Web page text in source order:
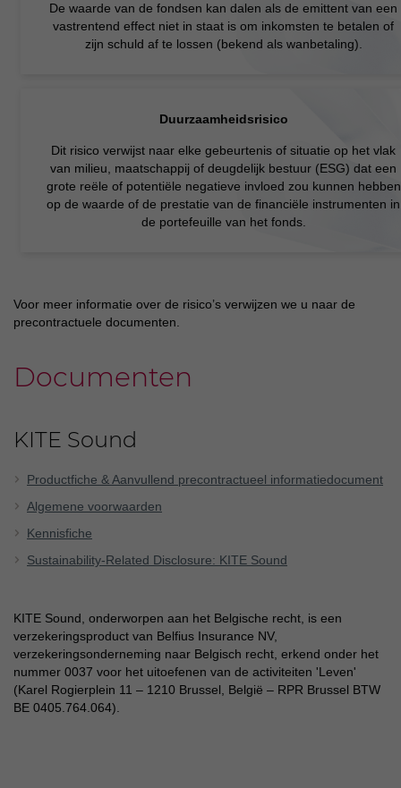
De waarde van de fondsen kan dalen als de emittent van een
vastrentend effect niet in staat is om inkomsten te betalen of
zijn schuld af te lossen (bekend als wanbetaling).
Duurzaamheidsrisico
Dit risico verwijst naar elke gebeurtenis of situatie op het vlak
van milieu, maatschappij of deugdelijk bestuur (ESG) dat een
grote reële of potentiële negatieve invloed zou kunnen hebben
op de waarde of de prestatie van de financiële instrumenten in
de portefeuille van het fonds.
Voor meer informatie over de risico’s verwijzen we u naar de
precontractuele documenten.
Documenten
KITE Sound
Productfiche & Aanvullend precontractueel informatiedocument
Algemene voorwaarden
Kennisfiche
Sustainability-Related Disclosure: KITE Sound
KITE Sound, onderworpen aan het Belgische recht, is een
verzekeringsproduct van Belfius Insurance NV,
verzekeringsonderneming naar Belgisch recht, erkend onder het
nummer 0037 voor het uitoefenen van de activiteiten 'Leven'
(Karel Rogierplein 11 – 1210 Brussel, België – RPR Brussel BTW
BE 0405.764.064).